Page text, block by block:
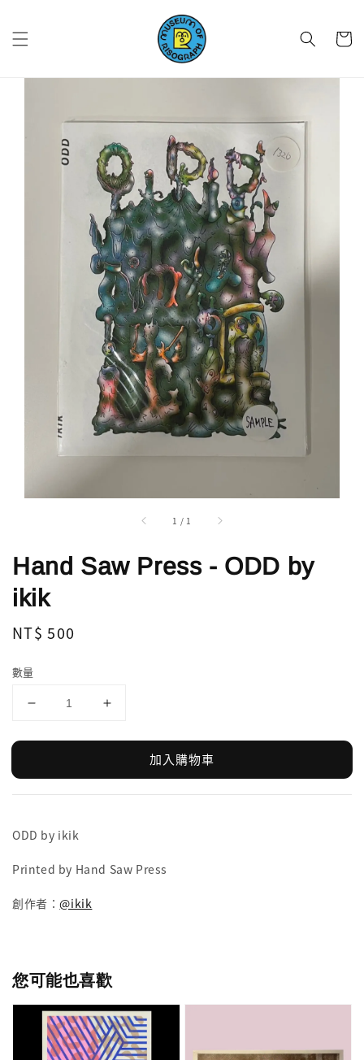
1 / 1
Hand Saw Press - ODD by
ikik
Regular
NT$ 500
數量
加入購物車
ODD by ikik
Printed by Hand Saw Press
創作者：@ikik
您可能也喜歡